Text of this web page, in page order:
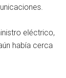
eléctrico,
había cerca